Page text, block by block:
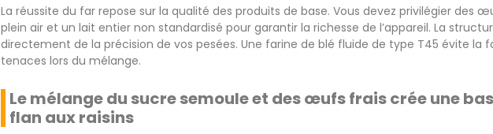
La réussite du far repose sur la qualité des produits de base. Vous devez privilégier des
plein air et un lait entier non standardisé pour garantir la richesse de l’appareil. La
directement de la précision de vos pesées. Une farine de blé fluide de type T45 évite la
tenaces lors du mélange.
Le mélange du sucre semoule et des œufs frais crée une
flan aux raisins